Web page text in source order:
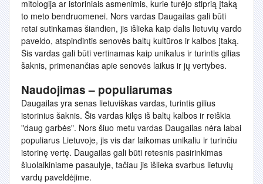
mitologija ar istoriniais asmenimis, kurie turėjo stiprią įtaką
to meto bendruomenei. Nors vardas Daugailas gali būti
retai sutinkamas šiandien, jis išlieka kaip dalis lietuvių vardo
paveldo, atspindintis senovės baltų kultūros ir kalbos įtaką.
Šis vardas gali būti vertinamas kaip unikalus ir turintis gilias
šaknis, primenančias apie senovės laikus ir jų vertybes.
Naudojimas – populiarumas
Daugailas yra senas lietuviškas vardas, turintis gilius
istorinius šaknis. Šis vardas kilęs iš baltų kalbos ir reiškia
"daug garbės". Nors šiuo metu vardas Daugailas nėra labai
populiarus Lietuvoje, jis vis dar laikomas unikaliu ir turinčiu
istorinę vertę. Daugailas gali būti retesnis pasirinkimas
šiuolaikiniame pasaulyje, tačiau jis išlieka svarbus lietuvių
vardų paveldėjime.